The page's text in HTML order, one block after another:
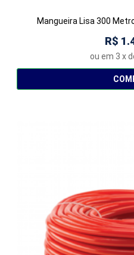
Mangueira Lisa 300
R$
ou em 3 x